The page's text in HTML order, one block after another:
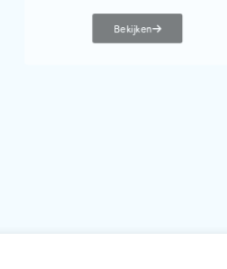
Bekijken